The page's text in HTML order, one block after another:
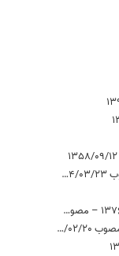
قانون نحوه اجرای محکومیت‌های مالی – مصوب 1394/03/23
آیین‌نامه اجرایی قانون روابط موجر و مستاجر 1376 – مصوب 1378/02/19
آیین‌نامه قانون افراز و فروش املاک مشاع – مصوب 1358/02/20